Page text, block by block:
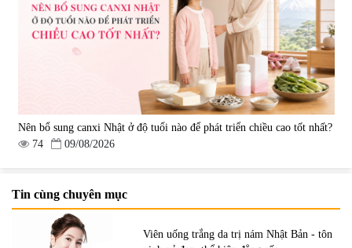
Nên bổ sung canxi Nhật ở độ tuổi nào để phát triển chiều cao tốt nhất?
74
09/08/2026
Tin cùng chuyên mục
Viên uống trắng da trị nám Nhật Bản - tôn